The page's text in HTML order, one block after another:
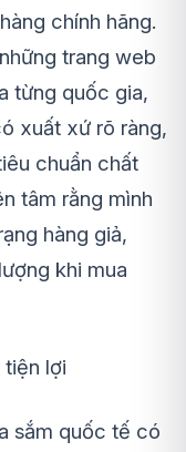
chính hãng.
trang web
từng quốc gia,
xuất xứ rõ ràng,
chuẩn chất
tâm rằng mình
hàng giả,
khi mua
tiện lợi
sắm quốc tế có